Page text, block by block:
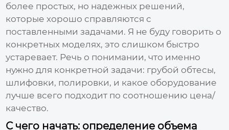
более простых, но надежных решений,
которые хорошо справляются с
поставленными задачами. Я не буду говорить о
конкретных моделях, это слишком быстро
устаревает. Речь о понимании, что именно
нужно для конкретной задачи: грубой обтесы,
шлифовки, полировки, и какое оборудование
лучше всего подходит по соотношению цена/
качество.
С чего начать: определение объема